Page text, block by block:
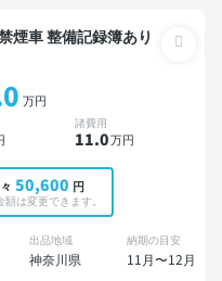
イブリッドS-Z 美品 禁煙車 整備記録簿あり
万円
諸費用
11.0万円
50,600 円
額は変更できます。
出品地域
神奈川県
納期の目安
11月〜12月